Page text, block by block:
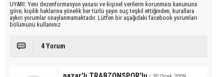
UYARI: Yeni dezenformasyon yasası ve kişisel verilerin korunması kanununa
göre; kişilik haklarına yönelik her türlü yayın suç teşkil ettiğinden, kurallara
aykırı yorumlar onaylanmamaktadır. Lütfen bir aşağıdaki facebook yorumları
bölümünü kullanınız
4 Yorum